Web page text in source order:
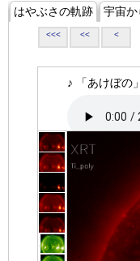
はやぶさの軌跡 宇宙か
<<< << <
♪ 「あけぼの」